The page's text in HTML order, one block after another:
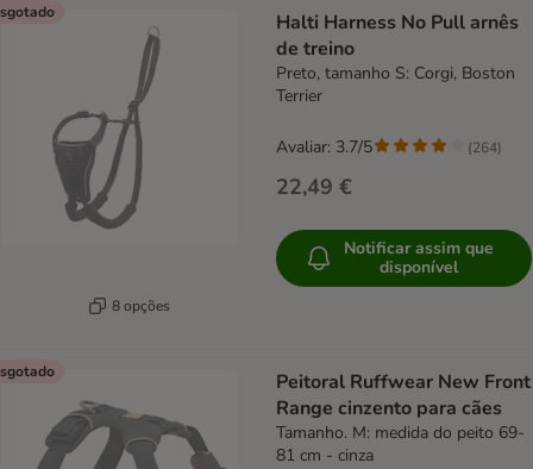
8 opções
Halti Harness No Pull arnês
de treino
Preto, tamanho S: Corgi, Boston
Terrier
22,49 €
Avaliar: 3.7/5 (264)
Notificar assim que
disponível
Peitoral Ruffwear New Front
Range cinzento para cães
Tamanho. M: medida do peito 69-
81 cm - cinza